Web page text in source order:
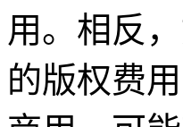
用。相反
的版权费